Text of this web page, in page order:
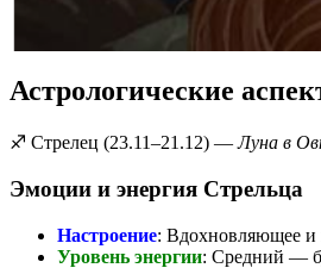
Астрологические
♐ Стрелец (23.11–21.12) —Луна в
Эмоции и энергия Стрельца
Настроение: Вдохновляющее и
Уровень энергии: Средний —